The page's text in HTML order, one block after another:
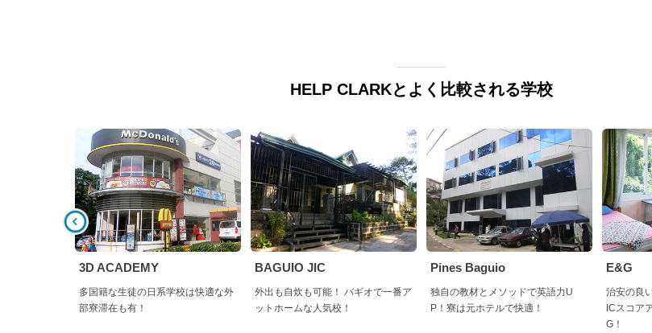
HELP CLARKとよく比較される学校
3D ACADEMY
多国籍な生徒の日系学校は快適な外
部寮滞在も有！
BAGUIO JIC
外出も自炊も可能！ バギオで一番ア
ットホームな人気校！
Pines Baguio
独自の教材とメソッドで英語力U
P！寮は元ホテルで快適！
E&G
治安の良
ICスコア
G！